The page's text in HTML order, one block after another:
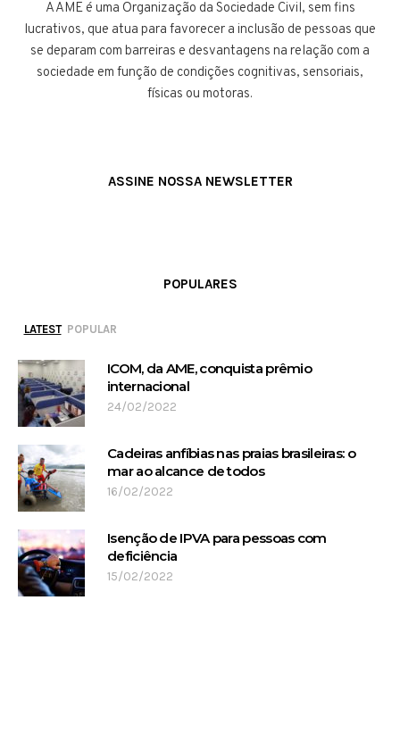
A AME é uma Organização da Sociedade Civil, sem fins
lucrativos, que atua para favorecer a inclusão de pessoas que
se deparam com barreiras e desvantagens na relação com a
sociedade em função de condições cognitivas, sensoriais,
físicas ou motoras.
ASSINE NOSSA NEWSLETTER
POPULARES
LATEST POPULAR
ICOM, da AME, conquista prêmio
internacional
24/02/2022
Cadeiras anfíbias nas praias brasileiras: o
mar ao alcance de todos
16/02/2022
Isenção de IPVA para pessoas com
deficiência
15/02/2022